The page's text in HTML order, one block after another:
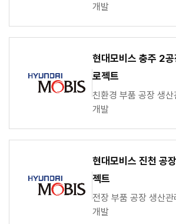
개발
현대모비스 충주 2
로젝트
친환경 부품 공장 생산
개발
현대모비스 진천 공
젝트
전장 부품 공장 생산관
개발